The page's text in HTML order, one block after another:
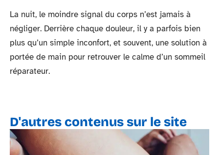
La nuit, le moindre signal du corps n’est jamais à
négliger. Derrière chaque douleur, il y a parfois bien
plus qu’un simple inconfort, et souvent, une solution à
portée de main pour retrouver le calme d’un sommeil
réparateur.
D'autres contenus sur le site